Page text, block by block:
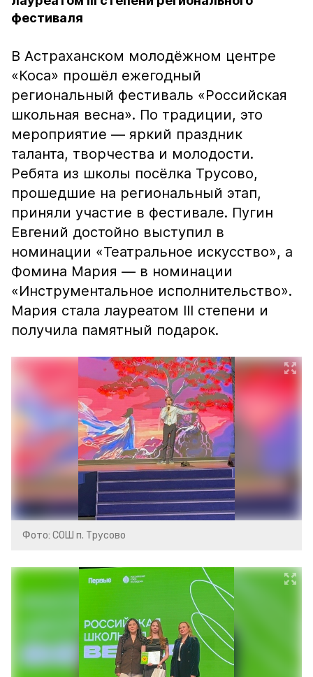
фестиваля
В Астраханском молодёжном центре
«Коса» прошёл ежегодный
региональный фестиваль «Российская
школьная весна». По традиции, это
мероприятие — яркий праздник
таланта, творчества и молодости.
Ребята из школы посёлка Трусово,
прошедшие на региональный этап,
приняли участие в фестивале. Пугин
Евгений достойно выступил в
номинации «Театральное искусство», а
Фомина Мария — в номинации
«Инструментальное исполнительство».
Мария стала лауреатом III степени и
получила памятный подарок.
Фото: СОШ п. Трусово